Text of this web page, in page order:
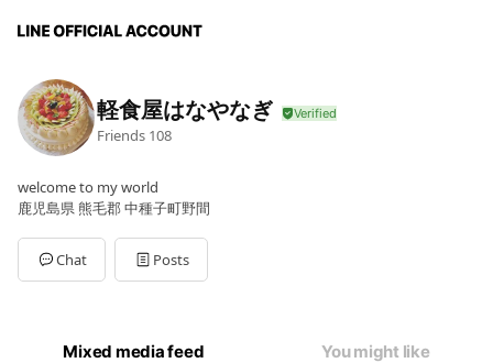
軽食屋はなやなぎ
Friends 108
welcome to my world
鹿児島県 熊毛郡 中種子町野間
Chat Posts
Mixed media feed You might like